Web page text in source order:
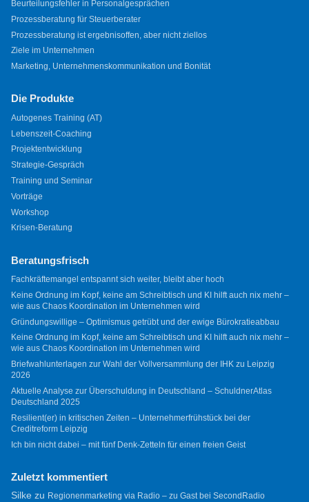
Beurteilungsfehler in Personalgesprächen
Prozessberatung für Steuerberater
Prozessberatung ist ergebnisoffen, aber nicht ziellos
Ziele im Unternehmen
Marketing, Unternehmenskommunikation und Bonität
Die Produkte
Autogenes Training (AT)
Lebenszeit-Coaching
Projektentwicklung
Strategie-Gespräch
Training und Seminar
Vorträge
Workshop
Krisen-Beratung
Beratungsfrisch
Fachkräftemangel entspannt sich weiter, bleibt aber hoch
Keine Ordnung im Kopf, keine am Schreibtisch und KI hilft auch nix mehr –
wie aus Chaos Koordination im Unternehmen wird
Gründungswillige – Optimismus getrübt und der ewige Bürokratieabbau
Keine Ordnung im Kopf, keine am Schreibtisch und KI hilft auch nix mehr –
wie aus Chaos Koordination im Unternehmen wird
Briefwahlunterlagen zur Wahl der Vollversammlung der IHK zu Leipzig
2026
Aktuelle Analyse zur Überschuldung in Deutschland – SchuldnerAtlas
Deutschland 2025
Resilient(er) in kritischen Zeiten – Unternehmerfrühstück bei der
Creditreform Leipzig
Ich bin nicht dabei – mit fünf Denk-Zetteln für einen freien Geist
Zuletzt kommentiert
Silkezu Regionenmarketing via Radio – zu Gast bei SecondRadio